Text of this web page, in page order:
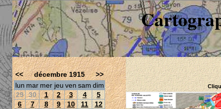
<< décembre 1915
>>
lun mar mer jeu ven sam dim
29 30 1 2 3 4
5
6
7 8 9 10 11
12